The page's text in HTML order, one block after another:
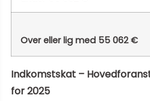
Over eller lig med 55 062 €
Indkomstskat –
for 2025